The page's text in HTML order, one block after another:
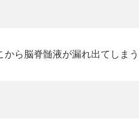
ら脳脊髄液が漏れ出てしま